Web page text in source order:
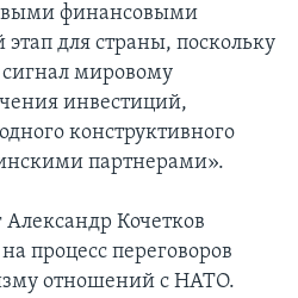
финансовыми
для страны, поскольку
мировому
инвестиций,
конструктивного
партнерами».
Кочетков
процесс переговоров
отношений с НАТО.